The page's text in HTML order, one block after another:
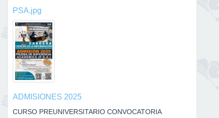
PSA.jpg
ADMISIONES 2025
CURSO PREUNIVERSITARIO CONVOCATORIA